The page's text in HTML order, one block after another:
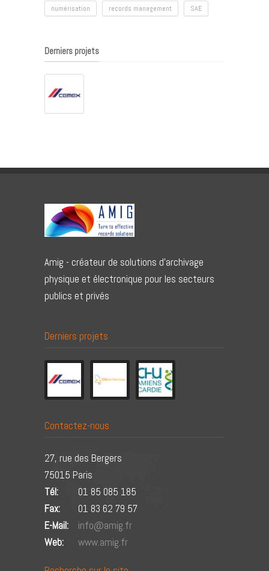
numérisation records management SAE
Derniers projets
Amig - créateur de solutions d'archivage
physique et électronique pour les secteurs
publics et privés
Derniers projets
Contactez-nous
27, rue des Bergers
75015 Paris
Tél:
01 85 085 185
Fax:
01 83 62 79 57
E-Mail:
info@amig.fr
Web:
www.amig.fr